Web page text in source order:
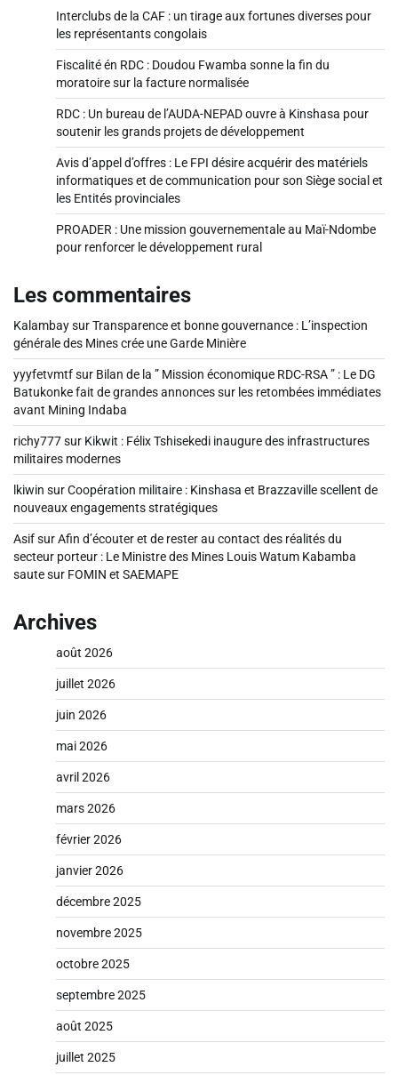
Interclubs de la CAF : un tirage aux fortunes diverses pour
les représentants congolais
Fiscalité én RDC : Doudou Fwamba sonne la fin du
moratoire sur la facture normalisée
RDC : Un bureau de l’AUDA-NEPAD ouvre à Kinshasa pour
soutenir les grands projets de développement
Avis d’appel d’offres : Le FPI désire acquérir des matériels
informatiques et de communication pour son Siège social et
les Entités provinciales
PROADER : Une mission gouvernementale au Maï-Ndombe
pour renforcer le développement rural
Les commentaires
KalambaysurTransparence et bonne gouvernance : L’inspection
générale des Mines crée une Garde Minière
yyyfetvmtfsur Bilan de la ” Mission économique RDC-RSA ” : Le DG
Batukonke fait de grandes annonces sur les retombées immédiates
avant Mining Indaba
richy777sur Kikwit : Félix Tshisekedi inaugure des infrastructures
militaires modernes
lkiwin surCoopération militaire : Kinshasa et Brazzaville scellent de
nouveaux engagements stratégiques
AsifsurAfin d’écouter et de rester au contact des réalités du
secteur porteur : Le Ministre des Mines Louis Watum Kabamba
saute sur FOMIN et SAEMAPE
Archives
août 2026
juillet 2026
juin 2026
mai 2026
avril 2026
mars 2026
février 2026
janvier 2026
décembre 2025
novembre 2025
octobre 2025
septembre 2025
août 2025
juillet 2025